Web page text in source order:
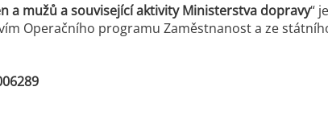
a mužů a související aktivity Ministerstva dopravy“
Operačního programu Zaměstnanost a ze